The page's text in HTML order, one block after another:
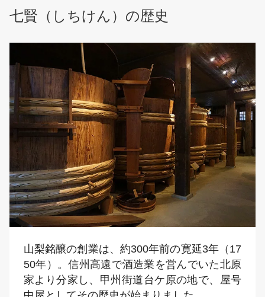
七賢（しちけん）の歴史
山梨銘醸の創業は、約300年前の寛延3年（17
50年）。信州高遠で酒造業を営んでいた北原
家より分家し、甲州街道台ケ原の地で、屋号